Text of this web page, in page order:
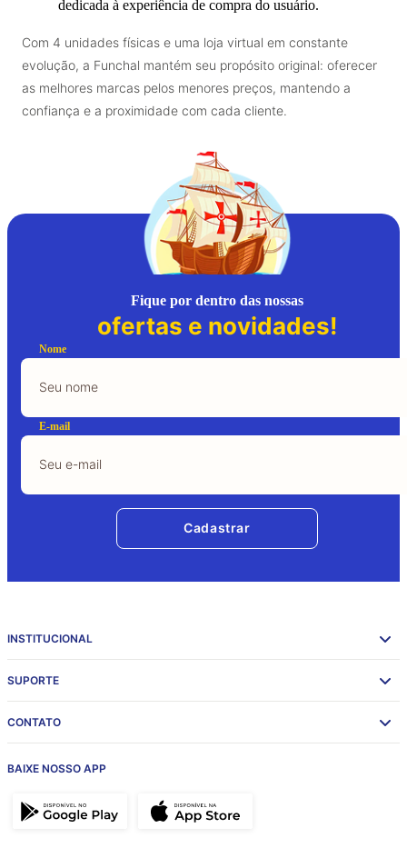
dedicada à experiência de compra do usuário.
Com 4 unidades físicas e uma loja virtual em constante
evolução, a Funchal mantém seu propósito original: oferecer
as melhores marcas pelos menores preços, mantendo a
confiança e a proximidade com cada cliente.
Fique por dentro das nossas
ofertas e novidades!
Nome
E-mail
Cadastrar
INSTITUCIONAL
SUPORTE
CONTATO
BAIXE NOSSO APP